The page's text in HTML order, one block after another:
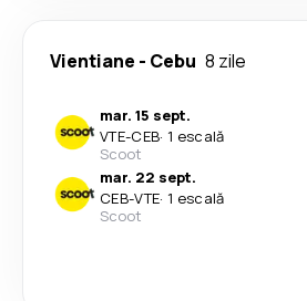
Vientiane - Cebu 8 zile
mar. 15 sept.
VTE-CEB· 1 escală
Scoot
mar. 22 sept.
CEB-VTE· 1 escală
Scoot